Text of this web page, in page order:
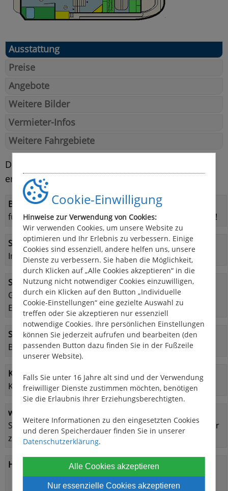
Cookie-Einwilligung
Hinweise zur Verwendung von Cookies:
Wir verwenden Cookies, um unsere Website zu
optimieren und Ihr Erlebnis zu verbessern. Einige
Cookies sind essenziell, andere helfen uns, unsere
Dienste zu verbessern. Sie haben die Möglichkeit,
durch Klicken auf „Alle Cookies akzeptieren“ in die
Nutzung nicht notwendiger Cookies einzuwilligen,
durch ein Klicken auf den Button „Individuelle
Cookie-Einstellungen“ eine gezielte Auswahl zu
treffen oder Sie akzeptieren nur essenziell
notwendige Cookies. Ihre persönlichen Einstellungen
können Sie jederzeit aufrufen und bearbeiten (den
passenden Button dazu finden Sie in der Fußzeile
unserer Website).
Falls Sie unter 16 Jahre alt sind und der Verwendung
freiwilliger Dienste zustimmen möchten, benötigen
Sie die Erlaubnis Ihrer Erziehungsberechtigten.
Weitere Informationen zu den eingesetzten Cookies
und deren Speicherdauer finden Sie in unserer
Datenschutzerklärung.
Alle Cookies akzeptieren
Nur essenzielle Cookies akzeptieren
Ausstattung
Preise
Angebote
Weitere Bilder
Vermieter-Infos
Weitere Fahrgebiete
Direkter Zugang über Treppe von innen zum
erhöhten Sonnendeck und Außensteuerstand
Bootsführerschein:
führerscheinfrei! Bootsführerschein nicht erforderlich!
Steuerstand:
Innen- und Außensteuerstand
Schlafmöglichkeiten:
Große Kabine im Heck mit einer Doppelkoje und einer
Einzelkoje
Sanitäreinrichtung:
Bad mit WC, Waschbecken und Dusche
Küche:
Kombüse
weitere Austattung:
Salon mit Innensteuerstand und einem Essbereich, der
zu einer Doppelkoje umgebaut werden kann
Haustiere:
Haustiere sind erlaubt (evtl. gegen Aufpreis)